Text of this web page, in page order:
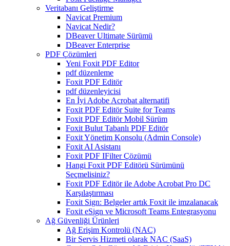
Veritabanı Geliştirme
Navicat Premium
Navicat Nedir?
DBeaver Ultimate Sürümü
DBeaver Enterprise
PDF Çözümleri
Yeni Foxit PDF Editor
pdf düzenleme
Foxit PDF Editör
pdf düzenleyicisi
En İyi Adobe Acrobat alternatifi
Foxit PDF Editör Suite for Teams
Foxit PDF Editör Mobil Sürüm
Foxit Bulut Tabanlı PDF Editör
Foxit Yönetim Konsolu (Admin Console)
Foxit AI Asistanı
Foxit PDF IFilter Çözümü
Hangi Foxit PDF Editörü Sürümünü
Seçmelisiniz?
Foxit PDF Editör ile Adobe Acrobat Pro DC
Karşılaştırması
Foxit Sign: Belgeler artık Foxit ile imzalanacak
Foxit eSign ve Microsoft Teams Entegrasyonu
Ağ Güvenliği Ürünleri
Ağ Erişim Kontrolü (NAC)
Bir Servis Hizmeti olarak NAC (SaaS)